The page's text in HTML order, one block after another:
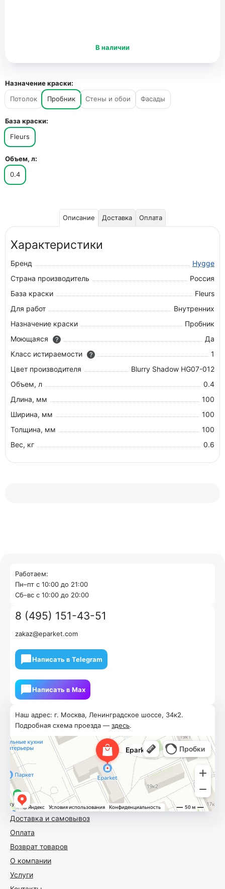
В наличии
Назначение краски:
Потолок
Пробник Стены и обои Фасады
База краски:
Fleurs
Объем, л:
0.4
Описание Доставка Оплата
Характеристики
Бренд
Hygge
Страна производитель
Россия
База краски
Fleurs
Для работ
Внутренних
Назначение краски
Пробник
Моющаяся
?
Да
Класс истираемости
?
1
Цвет производителя
Blurry Shadow HG07-012
Объем, л
0.4
Длина, мм
100
Ширина, мм
100
Толщина, мм
100
Вес, кг
0.6
Доставка и самовывоз
Оплата
Возврат товаров
О компании
Услуги
Наш адрес: г. Москва, Ленинградское шоссе, 34к2.
Подробная схема проезда — здесь.
Работаем:
Пн–пт с 10:00 до 21:00
Cб–вс с 10:00 до 20:00
8 (495) 151-43-51
zakaz@eparket.com
Написать в Telegram
Написать в Мах